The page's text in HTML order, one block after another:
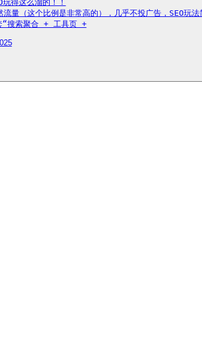
得这么溜的！！
这个比例是非常高的），几乎不投广告，SEO玩法
“搜索聚合 + 工具页 +